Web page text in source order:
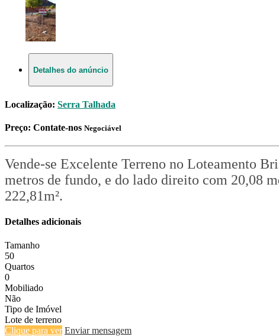
Detalhes do anúncio
Localização: Serra Talhada
Preço: Contate-nos Negociável
Vende-se Excelente Terreno no Loteamento
metros de fundo, e do lado direito com 20,08
222,81m².
Detalhes adicionais
Tamanho
50
Quartos
0
Mobiliado
Não
Tipo de Imóvel
Lote de terreno
Clique para ver Enviar mensagem